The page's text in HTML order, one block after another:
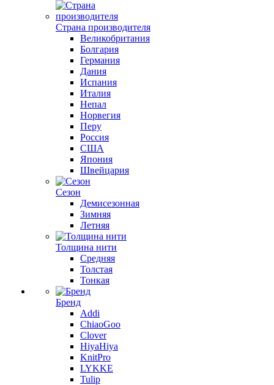
Страна производителя
Великобритания
Болгария
Германия
Дания
Испания
Италия
Непал
Норвегия
Перу
Россия
США
Япония
Швейцария
Сезон
Демисезонная
Зимняя
Летняя
Толщина нити
Средняя
Толстая
Тонкая
Бренд
Addi
ChiaoGoo
Clover
HiyaHiya
KnitPro
LYKKE
Tulip